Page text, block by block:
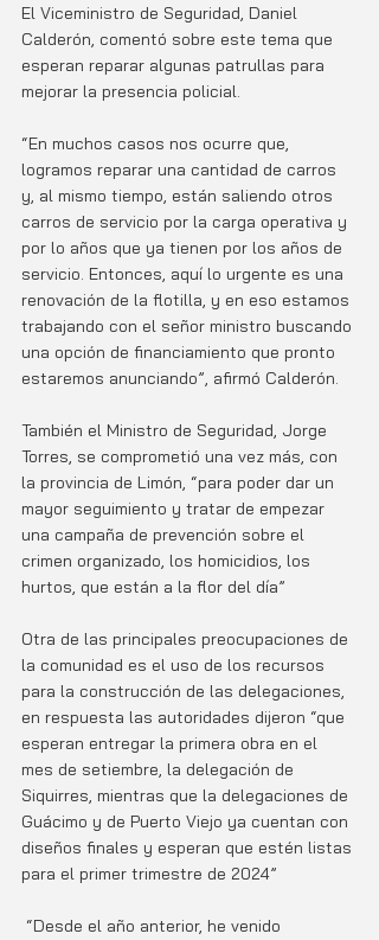
El Viceministro de Seguridad, Daniel
Calderón, comentó sobre este tema que
esperan reparar algunas patrullas para
mejorar la presencia policial.
“En muchos casos nos ocurre que,
logramos reparar una cantidad de carros
y, al mismo tiempo, están saliendo otros
carros de servicio por la carga operativa y
por lo años que ya tienen por los años de
servicio. Entonces, aquí lo urgente es una
renovación de la flotilla, y en eso estamos
trabajando con el señor ministro buscando
una opción de financiamiento que pronto
estaremos anunciando”, afirmó Calderón.
También el Ministro de Seguridad, Jorge
Torres, se comprometió una vez más, con
la provincia de Limón, “para poder dar un
mayor seguimiento y tratar de empezar
una campaña de prevención sobre el
crimen organizado, los homicidios, los
hurtos, que están a la flor del día”
Otra de las principales preocupaciones de
la comunidad es el uso de los recursos
para la construcción de las delegaciones,
en respuesta las autoridades dijeron “que
esperan entregar la primera obra en el
mes de setiembre, la delegación de
Siquirres, mientras que la delegaciones de
Guácimo y de Puerto Viejo ya cuentan con
diseños finales y esperan que estén listas
para el primer trimestre de 2024”